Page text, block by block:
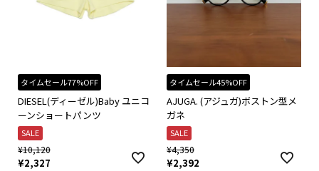
タイムセール77%OFF
DIESEL(ディーゼル)Baby ユニコ
ーンショートパンツ
SALE
¥10,120
¥2,327
タイムセール45%OFF
AJUGA. (アジュガ)ボストン型メ
ガネ
SALE
¥4,350
¥2,392